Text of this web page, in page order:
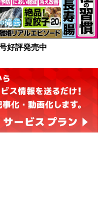
好評発売中